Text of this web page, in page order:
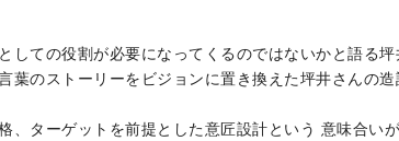
しての役割が必要になってくるのではないかと語る
葉のストーリーをビジョンに置き換えた坪井さんの造
、ターゲットを前提とした意匠設計という 意味合い